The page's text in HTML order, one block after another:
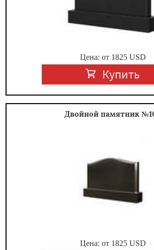
Цена: от 1825USD
Купить
Двойной памятник
Цена: от 1825USD